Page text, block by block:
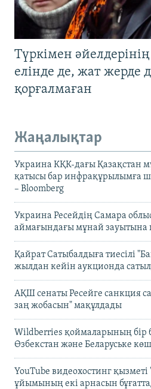
Түркімен
елінде де, жат жерде
қорғалмаған
Жаңалықтар
Украина КҚК-дағы Қазақстан
қатысы бар инфрақұрылымға
– Bloomberg
Украина Ресейдің Самара
аймағындағы мұнай зауытына
Қайрат Сатыбалдыға тиесілі
жылдан кейін аукционда
АҚШ сенаты Ресейге санкция
заң жобасын" мақұлдады
Wildberries қоймаларының бір
Өзбекстан және Беларуське
YouTube видеохостинг
ұйымының екі арнасын